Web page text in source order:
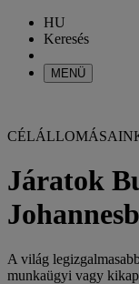
HU
Keresés
MENÜ
Járatok
A világ
munkaügyi vagy